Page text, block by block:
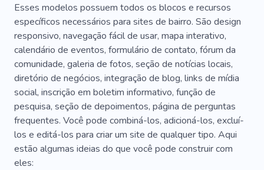
Esses modelos possuem todos os blocos e recursos
específicos necessários para sites de bairro. São design
responsivo, navegação fácil de usar, mapa interativo,
calendário de eventos, formulário de contato, fórum da
comunidade, galeria de fotos, seção de notícias locais,
diretório de negócios, integração de blog, links de mídia
social, inscrição em boletim informativo, função de
pesquisa, seção de depoimentos, página de perguntas
frequentes. Você pode combiná-los, adicioná-los, excluí-
los e editá-los para criar um site de qualquer tipo. Aqui
estão algumas ideias do que você pode construir com
eles: